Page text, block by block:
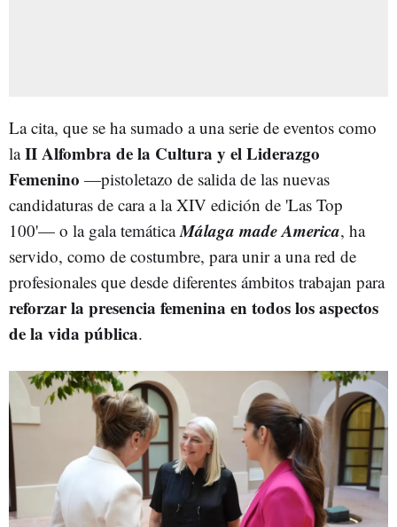
La cita, que se ha sumado a una serie de eventos como
laII Alfombra de la Cultura y el Liderazgo
Femenino —pistoletazo de salida de las nuevas
candidaturas de cara a la XIV edición de 'Las Top
100'— o la gala temáticaMálaga made America, ha
servido, como de costumbre, para unir a una red de
profesionales que desde diferentes ámbitos trabajan para
reforzar la presencia femenina en todos los aspectos
de la vida pública.